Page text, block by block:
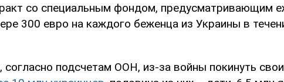
со специальным фондом, предусматривающим
300 евро на каждого беженца из Украины в
согласно подсчетам ООН, из-за войны покинуть